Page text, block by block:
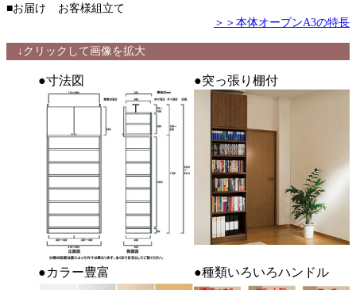
■お届け
お客様組立て
＞＞本体オープンA3の特長
↓クリックして画像を拡大
●寸法図 ●突っ張り棚付
●カラー豊富 ●種類いろいろハンドル